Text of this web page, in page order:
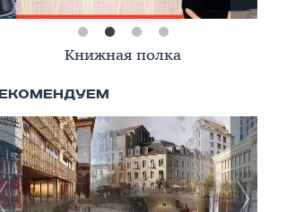
Книжная полка